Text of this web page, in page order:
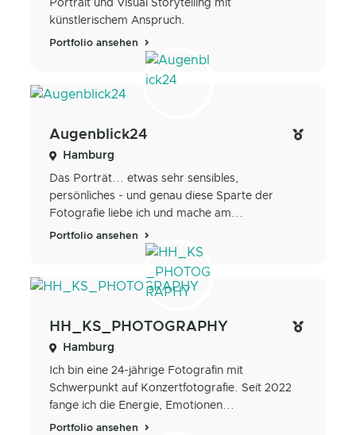
Portrait und Visual Storytelling mit
künstlerischem Anspruch.
Portfolio ansehen
Augenblick24
Hamburg
Das Porträt... etwas sehr sensibles,
persönliches - und genau diese Sparte der
Fotografie liebe ich und mache am...
Portfolio ansehen
HH_KS_PHOTOGRAPHY
Hamburg
Ich bin eine 24-jährige Fotografin mit
Schwerpunkt auf Konzertfotografie. Seit 2022
fange ich die Energie, Emotionen...
Portfolio ansehen